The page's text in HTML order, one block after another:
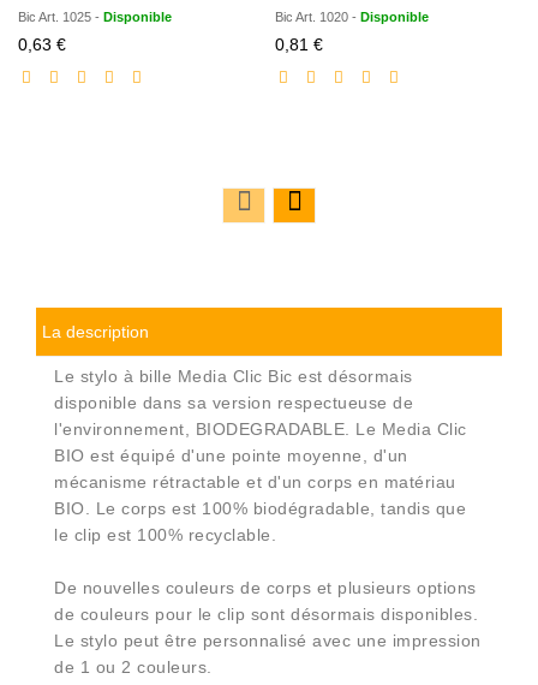
Bic Art. 1025 - Disponible
0,63 €Prix
réduit
Bic Art. 1020 - Disponible
0,81 €Prix
réduit
La description
Le stylo à bille Media Clic Bic est désormais
disponible dans sa version respectueuse de
l'environnement, BIODEGRADABLE. Le Media Clic
BIO est équipé d'une pointe moyenne, d'un
mécanisme rétractable et d'un corps en matériau
BIO. Le corps est 100% biodégradable, tandis que
le clip est 100% recyclable.
De nouvelles couleurs de corps et plusieurs options
de couleurs pour le clip sont désormais disponibles.
Le stylo peut être personnalisé avec une impression
de 1 ou 2 couleurs.